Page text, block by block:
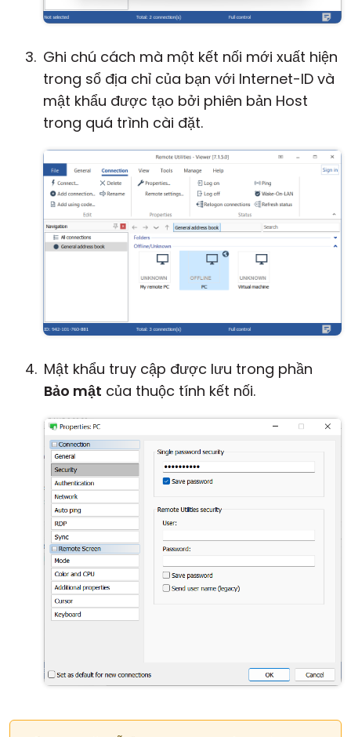
Ghi chú cách mà một kết nối mới xuất hiện
trong sổ địa chỉ của bạn với Internet-ID và
mật khẩu được tạo bởi phiên bản Host
trong quá trình cài đặt.
Mật khẩu truy cập được lưu trong phần
Bảo mật của thuộc tính kết nối.